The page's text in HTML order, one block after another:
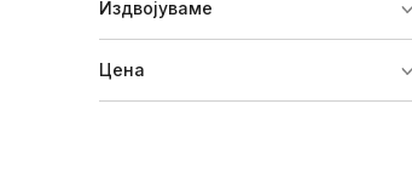
Издвојуваме
Цена